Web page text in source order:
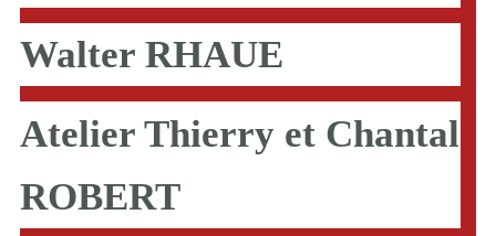
Walter RHAUE
Atelier Thierry et Chantal
ROBERT